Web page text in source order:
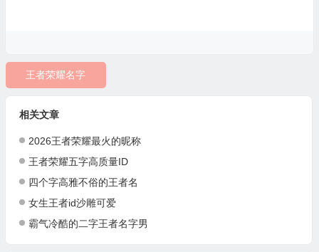
王者荣耀名字
相关文章
2026王者荣耀最火的昵称
王者荣耀五字高质量ID
四个字高雅不俗的王者名
女生王者id沙雕可爱
霸气冷酷的二字王者名字男